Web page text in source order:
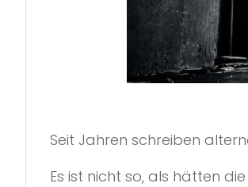
Seit Jahren schreiben
Es ist nicht so, als hätten die